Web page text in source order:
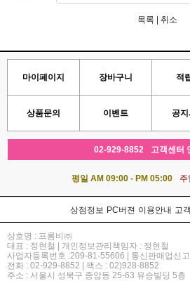
목록 취소
마이페이지 장바구니 적
상품문의 이벤트 공
02-929-8852 고객센터
평일 AM 09:00 - PM 05:00 주
상점정보 PC버젼 이용안내 고
상호명 : 프롬비㈜
대표 : 정현철 | 개인정보관리책임자 : 정현철
사업자등록번호 :209-81-55606 | 통신판매업신
전화 : 02-929-8852 | 팩스 : 02)928-8852
주소 : 서울시 성북구 종암동 25-63 유승빌딩 5층